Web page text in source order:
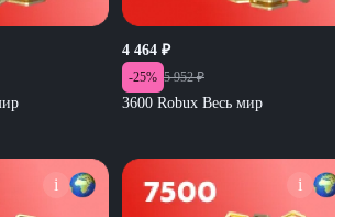
4 464 ₽
-25% 5 952 ₽
3600 Robux Весь мир
i i